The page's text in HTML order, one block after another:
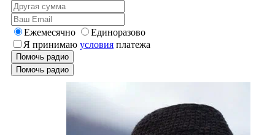
Ежемесячно
Единоразово
Я принимаю условия платежа
Помочь радио
Помочь радио